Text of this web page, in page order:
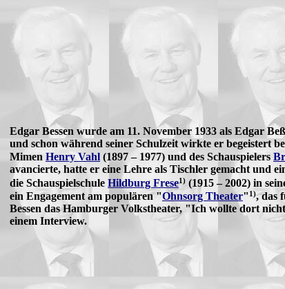
Edgar Bessen wurde am 11. November 1933 als Edgar
und schon während seiner Schulzeit wirkte er begeistert
Mimen Henry Vahl (1897 – 1977) und des Schauspielers
avancierte, hatte er eine Lehre als Tischler gemacht und
die Schauspielschule Hildburg Frese1) (1915 – 2002) in
ein Engagement am populären "Ohnsorg Theater" 1), das
Bessen das Hamburger Volkstheater, "Ich wollte dort
einem Interview.